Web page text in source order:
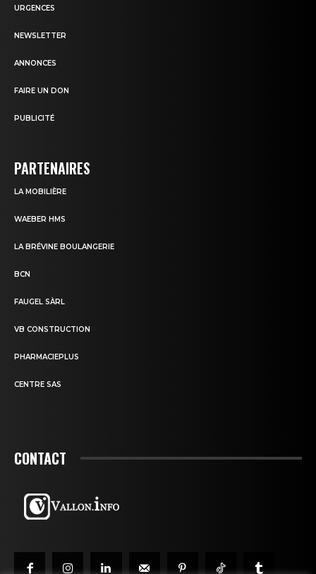
URGENCES
NEWSLETTER
ANNONCES
FAIRE UN DON
PUBLICITÉ
PARTENAIRES
LA MOBILIÈRE
WAEBER HMS
LA BRÉVINE BOULANGERIE
BCN
FAUGEL SÀRL
VB CONSTRUCTION
PHARMACIEPLUS
CENTRE SAS
CONTACT